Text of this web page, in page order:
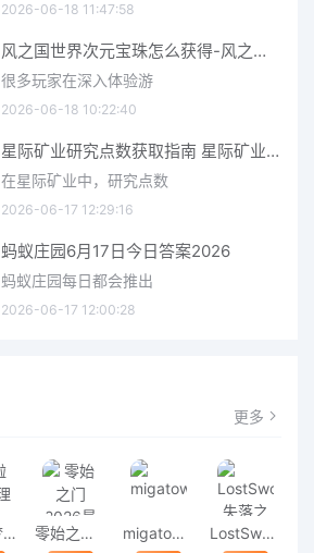
2026-06-18 11:47:58
风之国世界次元宝珠怎么获得-风之国世界次元宝珠获取方法介绍
很多玩家在深入体验游
2026-06-18 10:22:40
星际矿业研究点数获取指南 星际矿业研究点数获取方法
在星际矿业中，研究点数
2026-06-17 12:29:16
蚂蚁庄园6月17日今日答案2026
蚂蚁庄园每日都会推出
2026-06-17 12:00:28
更多
哆啦A梦修理工场 零始之门2026最新版 migatowemyworld1.68 LostSword失落之剑